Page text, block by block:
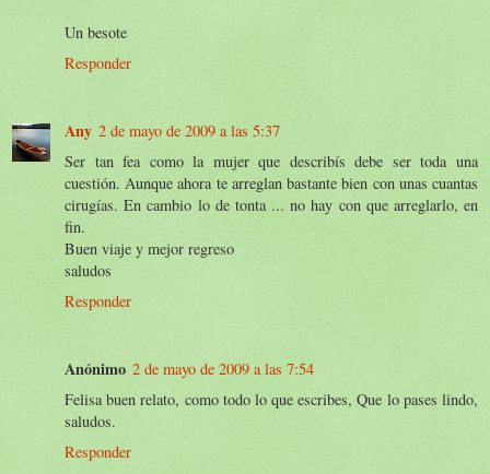
Un besote
Responder
Any 2 de mayo de 2009 a las 5:37
Ser tan fea como la mujer que describís debe ser toda una
cuestión. Aunque ahora te arreglan bastante bien con unas cuantas
cirugías. En cambio lo de tonta ... no hay con que arreglarlo, en
fin.
Buen viaje y mejor regreso
saludos
Responder
Anónimo 2 de mayo de 2009 a las 7:54
Felisa buen relato, como todo lo que escribes, Que lo pases lindo,
saludos.
Responder